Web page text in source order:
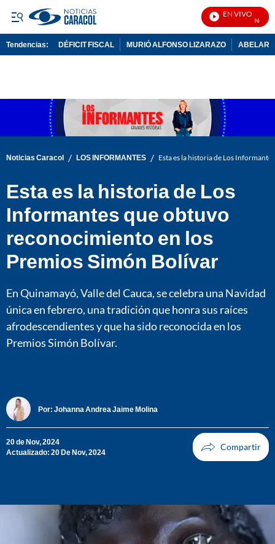
EN VIVO
Noticias
Tendencias: DÉFICIT FISCAL MURIÓ ALFONSO LIZARAZO
Noticias Caracol / LOS INFORMANTES / Esta es la historia de Los
Esta es la historia de Los
Informantes que obtuvo
reconocimiento en los
Premios Simón Bolívar
En Quinamayó, Valle del Cauca, se celebra una Navidad
única en febrero, una tradición que honra sus raíces
afrodescendientes y que ha sido reconocida en los
Premios Simón Bolívar.
Por: Johanna Andrea Jaime Molina
20 de Nov, 2024
Actualizado: 20 De Nov, 2024